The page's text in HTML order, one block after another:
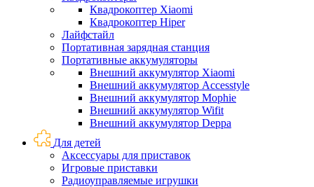
Квадрокоптер Xiaomi
Квадрокоптер Hiper
Лайфстайл
Портативная зарядная станция
Портативные аккумуляторы
Внешний аккумулятор Xiaomi
Внешний аккумулятор Accesstyle
Внешний аккумулятор Mophie
Внешний аккумулятор Wifit
Внешний аккумулятор Deppa
Для детей
Аксессуары для приставок
Игровые приставки
Радиоуправляемые игрушки